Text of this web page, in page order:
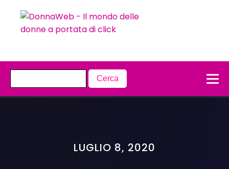
LUGLIO 8, 2020